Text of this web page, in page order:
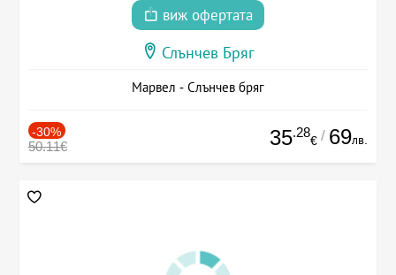
виж офертата
Слънчев Бряг
Марвел - Слънчев бряг
-30%
50.11€ 35.28
€ / 69лв.